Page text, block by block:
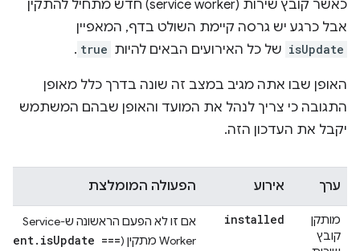
כאשר קובץ שירות (service worker) חדש מתחיל להתקין
אבל כרגע יש גרסה קיימת השולט בדף, המאפיין
isUpdate של כל האירועים הבאים להיות true
.
האופן שבו אתה מגיב במצב זה שונה בדרך כלל מאופן
התגובה כי צריך לנהל את המועד והאופן שבהם המשתמש
יקבל את העדכון הזה.
ערך אירוע הפעולה המומלצת
מותקן
קובץ
installed
אם זו לא הפעם הראשונה ש-Service
Worker מתקין (
event.isUpdate ===